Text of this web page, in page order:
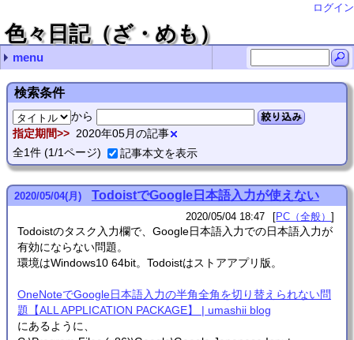
ログイン
色々日記（ざ・めも）
menu
最近の記事
NetGear A6210で5Gが繋がらないことがある
RubyのHttpClientはそろそろ捨てるべき？
Ruby XMLRPCでdokuwikiのAPIをコールするとエラー
SDHCカードは壊れる(特にRaspberryPiのものは)
ディスクのワイプあれこれ
最近のコメント
VHSデジタル化(再) url
Thunderbirdの文字化け対処法 you
ASUS Xonar U7の点滅死問題 nab
Thunderbirdの文字化け対処法 感謝！
RubyでUTF-8ファイル名＆外部コマンド実行 zetamatta
月別の記事リスト
2025年 (1)
2025年03月 (1)
2024年 (2)
2024年04月 (1)
2024年02月 (1)
2023年 (3)
2023年11月 (1)
2023年10月 (2)
2022年 (4)
2022年08月 (1)
2022年06月 (1)
2022年05月 (1)
2022年02月 (1)
2021年 (4)
2021年12月 (1)
2021年09月 (1)
2021年07月 (2)
2020年 (5)
2020年12月 (2)
2020年11月 (1)
2020年05月 (1)
2020年03月 (1)
2019年 (6)
2019年11月 (1)
2019年10月 (1)
2019年08月 (1)
2019年02月 (2)
2019年01月 (1)
2018年 (3)
2018年12月 (1)
2018年11月 (2)
2017年 (2)
2017年09月 (1)
2017年07月 (1)
2016年 (1)
2016年01月 (1)
2015年 (5)
2015年07月 (3)
2015年06月 (1)
2015年04月 (1)
2014年 (12)
2014年11月 (1)
2014年10月 (1)
2014年08月 (3)
2014年06月 (2)
2014年05月 (1)
2014年04月 (1)
2014年02月 (1)
2014年01月 (2)
2013年 (17)
2013年12月 (4)
2013年11月 (4)
2013年10月 (4)
2013年07月 (2)
2013年06月 (1)
2013年05月 (1)
2013年02月 (1)
2012年 (5)
2012年07月 (2)
2012年06月 (2)
2012年01月 (1)
2011年 (26)
2011年12月 (8)
2011年11月 (5)
2011年07月 (2)
2011年06月 (1)
2011年05月 (2)
2011年04月 (2)
2011年02月 (5)
2011年01月 (1)
2010年 (4)
2010年12月 (1)
2010年11月 (1)
2010年10月 (1)
2010年07月 (1)
2009年 (4)
2009年08月 (1)
2009年07月 (2)
2009年03月 (1)
2008年 (27)
2008年11月 (2)
2008年10月 (1)
2008年09月 (3)
2008年08月 (9)
2008年07月 (4)
2008年06月 (1)
2008年04月 (1)
2008年02月 (4)
2008年01月 (2)
2007年 (48)
2007年12月 (1)
2007年11月 (12)
2007年10月 (8)
2007年08月 (3)
2007年07月 (9)
2007年06月 (3)
2007年05月 (8)
2007年03月 (2)
2007年02月 (1)
2007年01月 (1)
2006年 (27)
2006年12月 (4)
2006年08月 (1)
2006年07月 (1)
2006年06月 (1)
2006年05月 (9)
2006年04月 (3)
2006年03月 (3)
2006年02月 (5)
2005年 (98)
2005年10月 (14)
2005年09月 (9)
2005年08月 (3)
2005年07月 (6)
2005年06月 (5)
2005年05月 (10)
2005年04月 (16)
2005年03月 (20)
2005年02月 (10)
2005年01月 (5)
2004年 (167)
2004年12月 (14)
2004年11月 (10)
2004年10月 (6)
2004年09月 (10)
2004年08月 (28)
2004年07月 (3)
2004年06月 (11)
2004年05月 (6)
2004年04月 (18)
2004年03月 (23)
2004年02月 (27)
2004年01月 (11)
2003年 (68)
2003年12月 (5)
2003年11月 (9)
2003年10月 (3)
2003年09月 (3)
2003年08月 (4)
2003年07月 (4)
2003年06月 (10)
2003年05月 (12)
2003年04月 (7)
2003年03月 (3)
2003年02月 (7)
2003年01月 (1)
2002年 (32)
2002年11月 (2)
2002年09月 (1)
2002年08月 (2)
2002年07月 (8)
2002年06月 (1)
2002年05月 (1)
2002年03月 (4)
2002年02月 (11)
2002年01月 (2)
2001年 (28)
2001年12月 (7)
2001年10月 (4)
2001年08月 (2)
2001年07月 (5)
2001年06月 (3)
2001年05月 (7)
タグPC（全般） (313)
PC（Linux） (153)
PC（プログラミング） (83)
工作 (3)
家電 (13)
その他 (6)
動画制作 (4)
お絵かき (15)
情報工学 (7)
- (1)
(none) (1)
検索条件
から 絞り込み
指定期間
2020年05月の記事
全1件 (1/1ページ) 記事本文を表示
2020/05/04(月) TodoistでGoogle日本語入力が使えない
2020/05/04 18:47 PC（全般）
Todoistのタスク入力欄で、Google日本語入力での日本語入力が
有効にならない問題。
環境はWindows10 64bit。Todoistはストアアプリ版。
OneNoteでGoogle日本語入力の半角全角を切り替えられない問
題【ALL APPLICATION PACKAGE】 | umashii blog
にあるように、